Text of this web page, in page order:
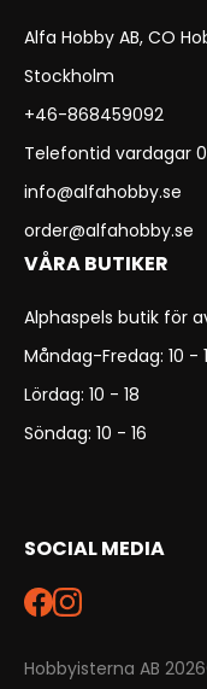
Alfa Hobby AB, CO
Stockholm
+46-868459092
Telefontid vardagar
info@alfahobby.se
order@alfahobby.se
VÅRA BUTIKER
Alphaspels butik för
Måndag-Fredag: 10 -
Lördag: 10 - 18
Söndag: 10 - 16
SOCIAL MEDIA
Hobbyisterna AB